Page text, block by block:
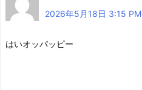
2026年5月18日 3:15 PM
はいオッパッピー